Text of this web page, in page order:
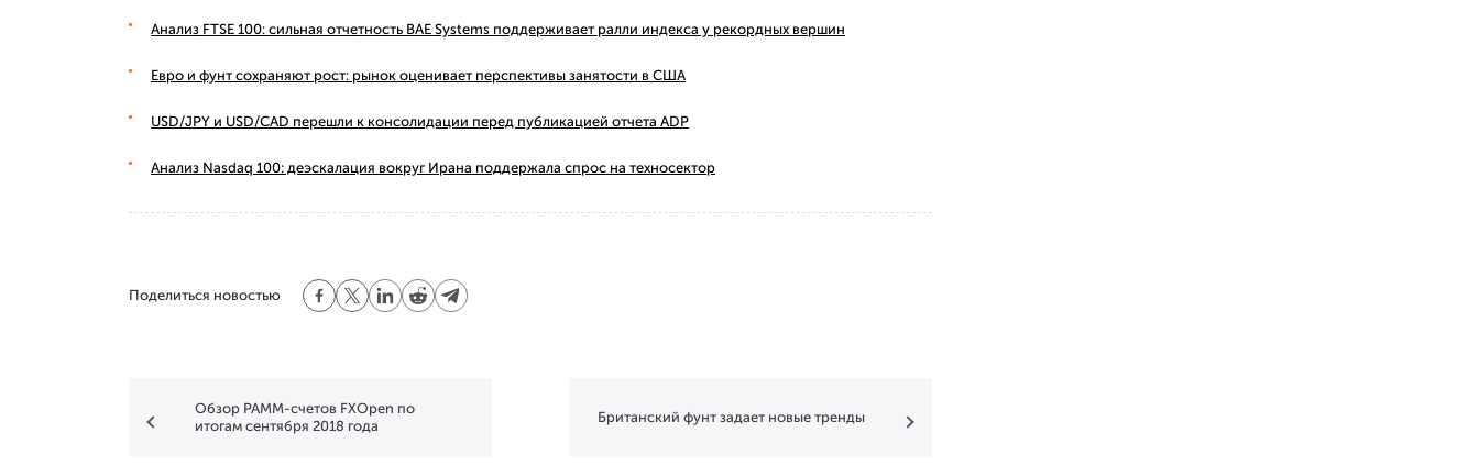
Анализ FTSE 100: сильная отчетность BAE Systems поддерживает ралли индекса у рекордных вершин
Евро и фунт сохраняют рост: рынок оценивает перспективы занятости в США
USD/JPY и USD/CAD перешли к консолидации перед публикацией отчета ADP
Анализ Nasdaq 100: деэскалация вокруг Ирана поддержала спрос на техносектор
Поделиться новостью
Обзор PAMM-счетов FXOpen по
итогам сентября 2018 года
Британский фунт задает новые тренды